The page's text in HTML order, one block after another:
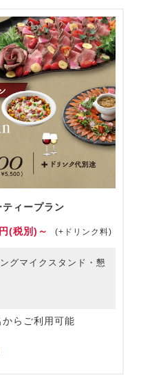
ティープラン
(税別)～ (+ドリンク料)
グマイクスタンド・懇
からご利用可能